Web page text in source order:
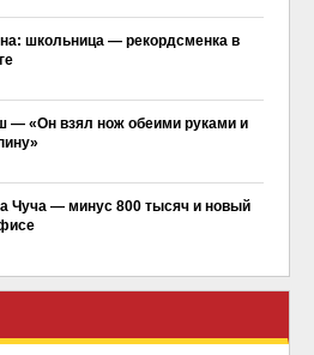
школьница — рекордсменка в
— «Он взял нож обеими руками и
Чуча — минус 800 тысяч и новый